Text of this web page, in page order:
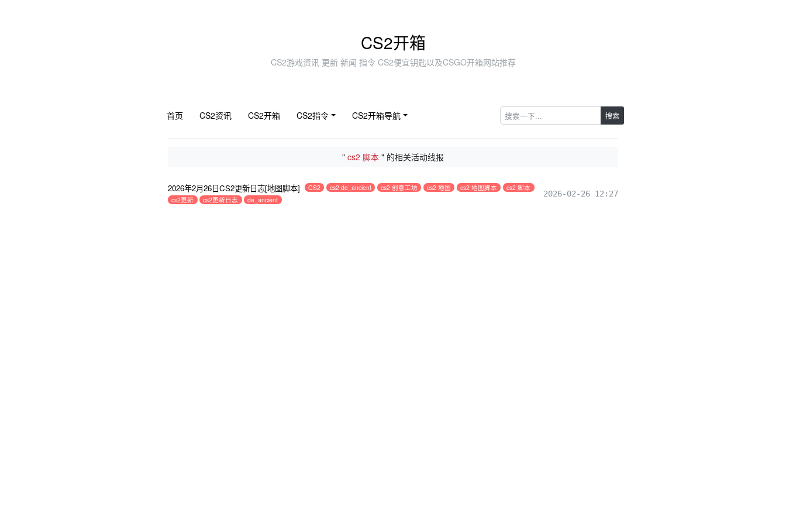
CS2开箱
CS2游戏资讯 更新 新闻 指令 CS2便宜钥匙以及CSGO开箱网站推荐
首页 CS2资讯 CS2开箱 CS2指令 CS2开箱导航 搜索
" cs2 脚本 " 的相关活动线报
2026年2月26日CS2更新日志[地图脚本] CS2 cs2 de_ancient cs2 创意工坊 cs2 地图 cs2 地图脚本
cs2 脚本
cs2更新
cs2更新日志 de_ancient
2026-02-26 12:27